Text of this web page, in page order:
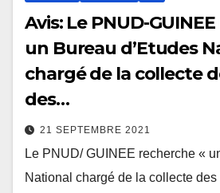
Avis: Le PNUD-
un Bureau d’Etudes
chargé de la collecte
des…
21 SEPTEMBRE 2021
Le PNUD/ GUINEE recherche «
National chargé de la collecte